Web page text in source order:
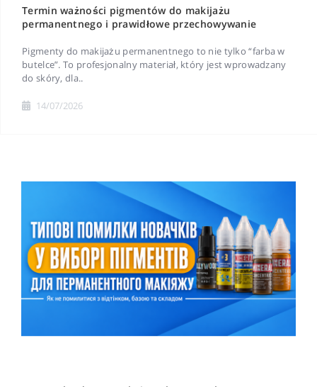
Termin ważności pigmentów do makijażu
permanentnego i prawidłowe przechowywanie
Pigmenty do makijażu permanentnego to nie tylko “farba w
butelce”. To profesjonalny materiał, który jest wprowadzany
do skóry, dla..
14/07/2026